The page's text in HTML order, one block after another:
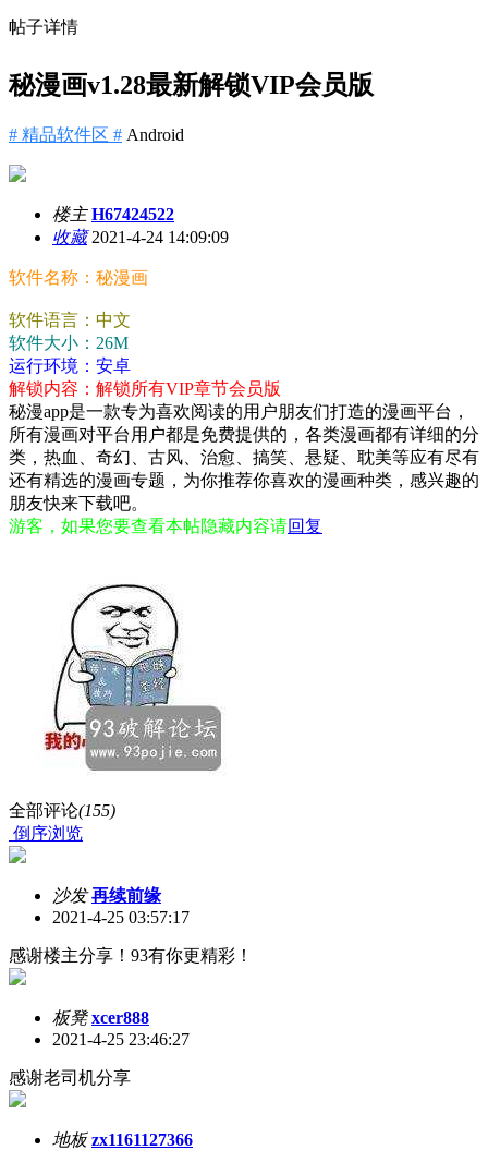
帖子详情
秘漫画v1.28最新解锁VIP会员版
# 精品软件区 # Android
楼主 H67424522
收藏2021-4-24 14:09:09
软件名称：秘漫画
软件语言：中文
软件大小：26M
运行环境：安卓
解锁内容：解锁所有VIP章节会员版
秘漫app是一款专为喜欢阅读的用户朋友们打造的漫画平台，
所有漫画对平台用户都是免费提供的，各类漫画都有详细的分
类，热血、奇幻、古风、治愈、搞笑、悬疑、耽美等应有尽有
还有精选的漫画专题，为你推荐你喜欢的漫画种类，感兴趣的
朋友快来下载吧。
游客，如果您要查看本帖隐藏内容请回复
全部评论(155)
倒序浏览
沙发 再续前缘
2021-4-25 03:57:17
感谢楼主分享！93有你更精彩！
板凳 xcer888
2021-4-25 23:46:27
感谢老司机分享
地板 zx1161127366